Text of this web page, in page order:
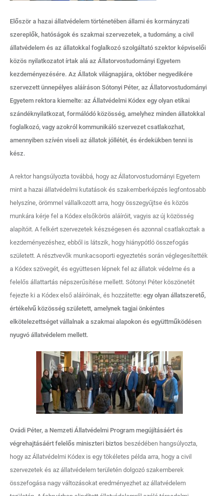
Először a hazai állatvédelem történetében állami és kormányzati
szereplők, hatóságok és szakmai szervezetek, a tudomány, a civil
állatvédelem és az állatokkal foglalkozó szolgáltató szektor képviselői
közös nyilatkozatot írtak alá az Állatorvostudományi Egyetem
kezdeményezésére. Az Állatok világnapjára, október negyedikére
szervezett ünnepélyes aláíráson Sótonyi Péter, az Állatorvostudományi
Egyetem rektora kiemelte: az Állatvédelmi Kódex egy olyan etikai
szándéknyilatkozat, formálódó közösség, amelyhez minden állatokkal
foglalkozó, vagy azokról kommunikáló szervezet csatlakozhat,
amennyiben szívén viseli az állatok jóllétét, és érdekükben tenni is
kész.
A rektor hangsúlyozta továbbá, hogy az Állatorvostudományi Egyetem
mint a hazai állatvédelmi kutatások és szakemberképzés legfontosabb
helyszíne, örömmel vállalkozott arra, hogy összegyűjtse és közös
munkára kérje fel a Kódex elsőkörös aláíróit, vagyis az új közösség
alapítóit. A felkért szervezetek készségesen és azonnal csatlakoztak a
kezdeményezéshez, ebből is látszik, hogy hiánypótló összefogás
született. A résztvevők munkacsoporti egyeztetés során véglegesítették
a Kódex szövegét, és együttesen lépnek fel az állatok védelme és a
felelős állattartás népszerűsítése mellett. Sótonyi Péter köszönetét
fejezte ki a Kódex első aláíróinak, és hozzátette: egy olyan állatszerető,
értékelvű közösség született, amelynek tagjai önkéntes
elkötelezettséget vállalnak a szakmai alapokon és együttműködésen
nyugvó állatvédelem mellett.
Ovádi Péter, a Nemzeti Állatvédelmi Program megújításáért és
végrehajtásáért felelős miniszteri biztos beszédében hangsúlyozta,
hogy az Állatvédelmi Kódex is egy tökéletes példa arra, hogy a civil
szervezetek és az állatvédelem területén dolgozó szakemberek
összefogása nagy változásokat eredményezhet az állatvédelem